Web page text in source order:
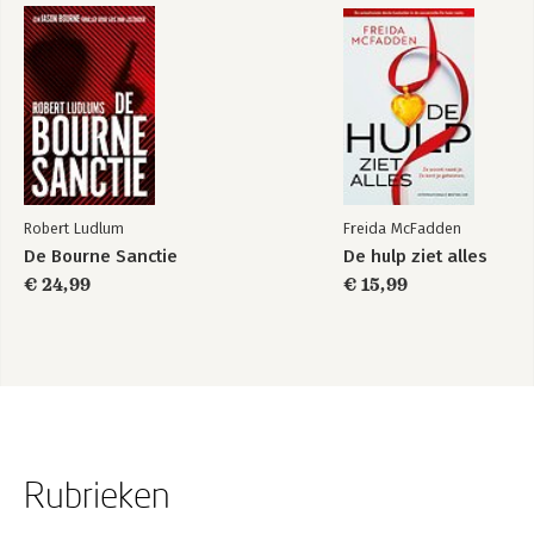
Robert Ludlum
De Bourne Sanctie
€ 24,99
Freida McFadden
De hulp ziet alles
€ 15,99
Rubrieken